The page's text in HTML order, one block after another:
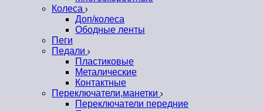
Колеса
Доп/колеса
Ободные ленты
Пеги
Педали
Пластиковые
Металические
Контактные
Переключатели,манетки
Переключатели передние